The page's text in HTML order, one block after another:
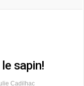
sapin!
Cadilhac